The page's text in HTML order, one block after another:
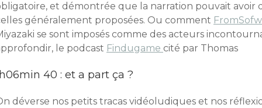
et démontrée que la narration pouvait avoir
généralement proposées. Ou comment
se sont imposés comme des acteurs
le podcast Findugame cité par Thomas
40 : et a part ça ?
déverse nos petits tracas vidéoludiques et nos